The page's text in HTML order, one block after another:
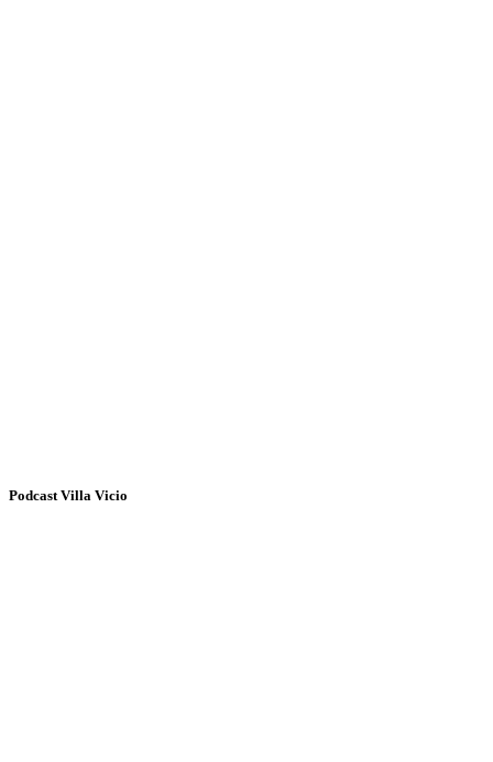
Podcast Villa Vicio